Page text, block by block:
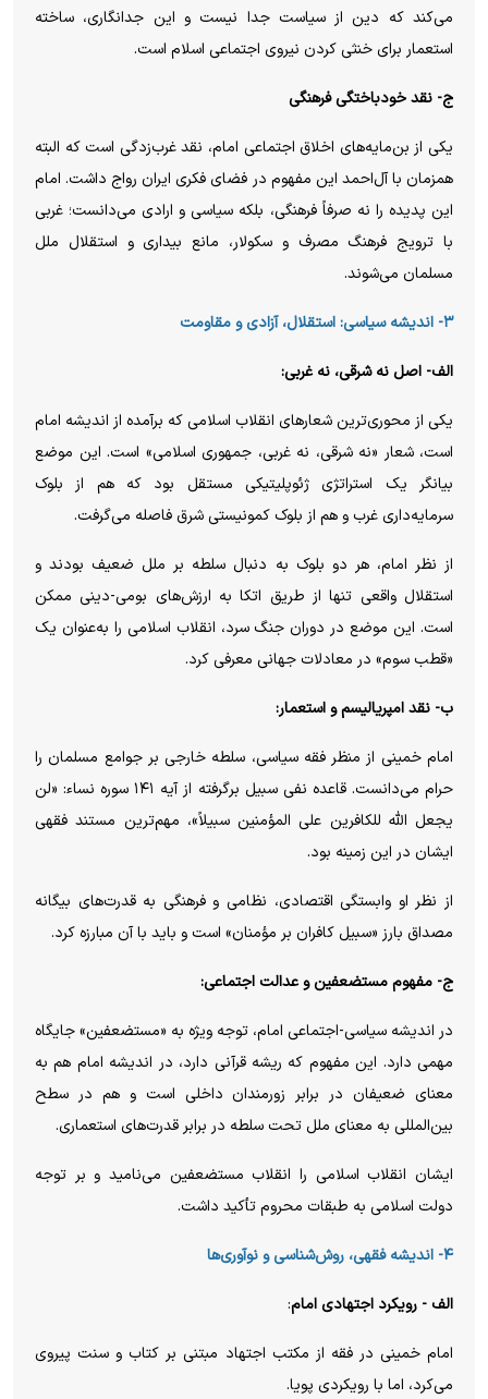
می‌کند که دین از سیاست جدا نیست و این جدانگاری، ساخته
استعمار برای خنثی کردن نیروی اجتماعی اسلام است.
ج- نقد خودباختگی فرهنگی
یکی از بن‌مایه‌های اخلاق اجتماعی امام، نقد غرب‌زدگی است که البته
همزمان با آل‌احمد این مفهوم در فضای فکری ایران رواج داشت. امام
این پدیده را نه صرفاً فرهنگی، بلکه سیاسی و ارادی می‌دانست؛ غربی
با ترویج فرهنگ مصرف و سکولار، مانع بیداری و استقلال ملل
مسلمان می‌شوند.
۳- اندیشه سیاسی: استقلال، آزادی و مقاومت
الف- اصل نه شرقی، نه غربی:
یکی از محوری‌ترین شعارهای انقلاب اسلامی که برآمده از اندیشه امام
است، شعار «نه شرقی، نه غربی، جمهوری اسلامی» است. این موضع
بیانگر یک استراتژی ژئوپلیتیکی مستقل بود که هم از بلوک
سرمایه‌داری غرب و هم از بلوک کمونیستی شرق فاصله می‌گرفت.
از نظر امام، هر دو بلوک به دنبال سلطه بر ملل ضعیف بودند و
استقلال واقعی تنها از طریق اتکا به ارزش‌های بومی-دینی ممکن
است. این موضع در دوران جنگ سرد، انقلاب اسلامی را به‌عنوان یک
«قطب سوم» در معادلات جهانی معرفی کرد.
ب- نقد امپریالیسم و استعمار:
امام خمینی از منظر فقه سیاسی، سلطه خارجی بر جوامع مسلمان را
حرام می‌دانست. قاعده نفی سبیل برگرفته از آیه ۱۴۱ سوره نساء: «لن
یجعل الله للکافرین علی المؤمنین سبیلاً»، مهم‌ترین مستند فقهی
ایشان در این زمینه بود.
از نظر او وابستگی اقتصادی، نظامی و فرهنگی به قدرت‌های بیگانه
مصداق بارز «سبیل کافران بر مؤمنان» است و باید با آن مبارزه کرد.
ج- مفهوم مستضعفین و عدالت اجتماعی:
در اندیشه سیاسی-اجتماعی امام، توجه ویژه به «مستضعفین» جایگاه
مهمی دارد. این مفهوم که ریشه قرآنی دارد، در اندیشه امام هم به
معنای ضعیفان در برابر زورمندان داخلی است و هم در سطح
بین‌المللی به معنای ملل تحت سلطه در برابر قدرت‌های استعماری.
ایشان انقلاب اسلامی را انقلاب مستضعفین می‌نامید و بر توجه
دولت اسلامی به طبقات محروم تأکید داشت.
۴- اندیشه فقهی، روش‌شناسی و نوآوری‌ها
الف - رویکرد اجتهادی امام:
امام خمینی در فقه از مکتب اجتهاد مبتنی بر کتاب و سنت پیروی
می‌کرد، اما با رویکردی پویا.